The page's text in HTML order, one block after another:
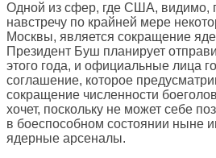
Одной из сфер, где США, видимо,
навстречу по крайней мере
Москвы, является сокращение
Президент Буш планирует
этого года, и официальные лица
соглашение, которое
сокращение численности
хочет, поскольку не может себе
в боеспособном состоянии ныне
ядерные арсеналы.